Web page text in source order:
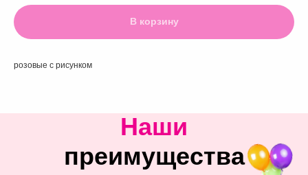
В корзину
розовые с рисунком
Наши
преимущества